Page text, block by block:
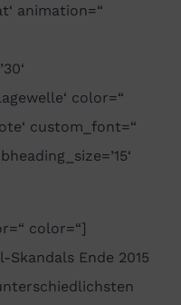
animation=“
color=“
custom_font=“
color=“]
Skandals Ende 2015